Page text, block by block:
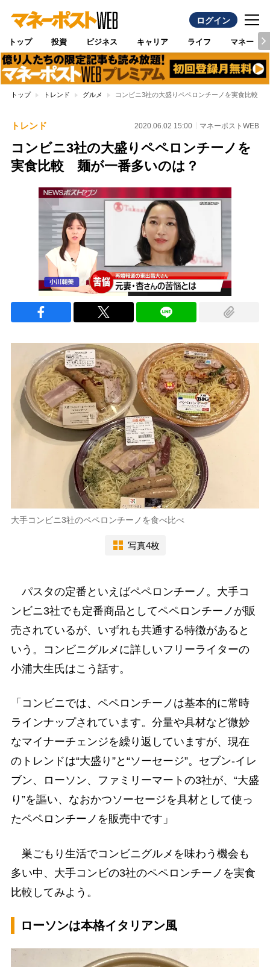
ログイン
トップ 投資 ビジネス キャリア ライフ マネー
トップ トレンド グルメ コンビニ3社の大盛りペペロンチーノを実食比較
トレンド 2020.06.02 15:00 マネーポストWEB
コンビニ3社の大盛りペペロンチーノを
実食比較 麺が一番多いのは？
大手コンビニ3社のペペロンチーノを食べ比べ
写真4枚
パスタの定番といえばペペロンチーノ。大手コ
ンビニ3社でも定番商品としてペペロンチーノが販
売されているが、いずれも共通する特徴があると
いう。コンビニグルメに詳しいフリーライターの
小浦大生氏はこう話す。
「コンビニでは、ペペロンチーノは基本的に常時
ラインナップされています。分量や具材など微妙
なマイナーチェンジを繰り返していますが、現在
のトレンドは“大盛り”と“ソーセージ”。セブン-イレ
ブン、ローソン、ファミリーマートの3社が、“大盛
り”を謳い、なおかつソーセージを具材として使っ
たペペロンチーノを販売中です」
巣ごもり生活でコンビニグルメを味わう機会も
多い中、大手コンビの3社のペペロンチーノを実食
比較してみよう。
ローソンは本格イタリアン風